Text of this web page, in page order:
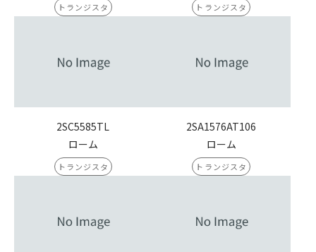
トランジスタ トランジスタ
2SC5585TL
ローム
トランジスタ
2SA1576AT106
ローム
トランジスタ